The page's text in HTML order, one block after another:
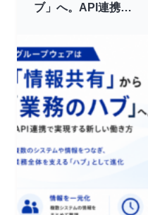
ブ」へ。API連携…